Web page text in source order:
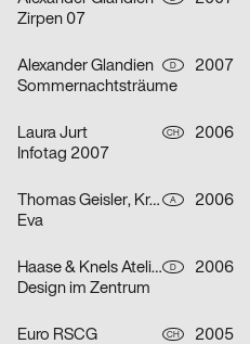
Zirpen 07
Alexander Glandien D
2007
Sommernachtsträume
Laura Jurt CH
2006
Infotag 2007
Thomas Geisler, Kramar, Christof Nardin A
2006
Eva
Haase & Knels Atelier für Gestaltung D
2006
Design im Zentrum
Euro RSCG CH
2005